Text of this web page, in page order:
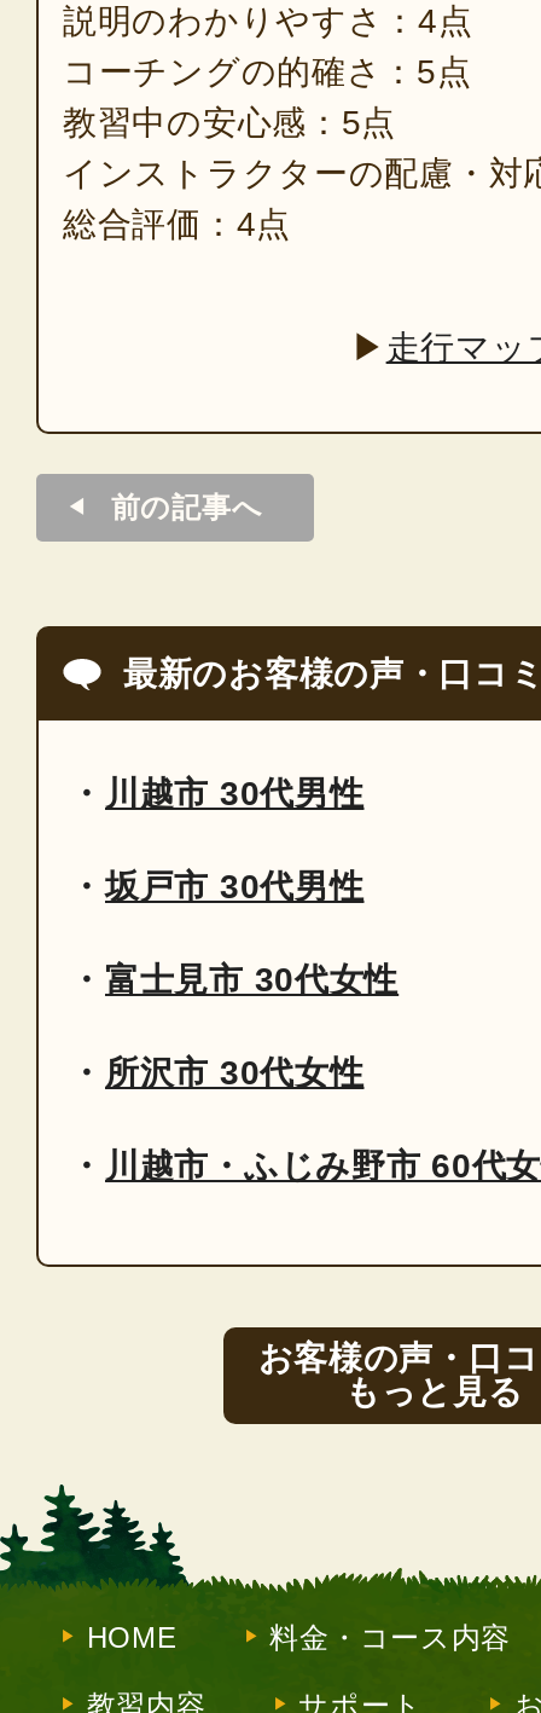
説明のわかりやすさ：4点
コーチングの的確さ：5点
教習中の安心感：5点
インストラクターの配慮・対
総合評価：4点
▶ 走行マッ
前の記事へ
最新のお客様の声・口コ
川越市 30代男性
坂戸市 30代男性
富士見市 30代女性
所沢市 30代女性
川越市・ふじみ野市 60代
お客様の声・口
もっと見る
HOME 料金・コース内容
教習内容 サポート